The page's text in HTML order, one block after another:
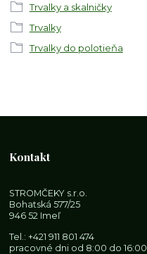
Trvalky a skalničky
Trvalky
Trvalky do polotieňa
Kontakt
STROMČEKY s.r.o.
Bohatská 577/25
946 52 Imeľ
Tel.:+421 911 801 474
pracovné dni od 8:00 do 16:00